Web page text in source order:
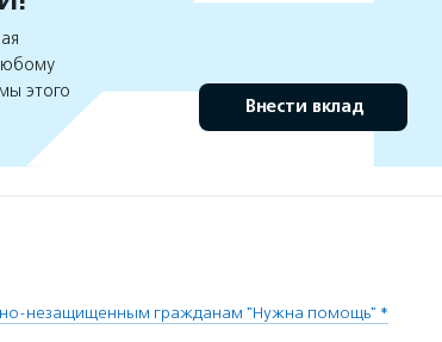
этого
Внести вклад
незащищенным гражданам "Нужна помощь" *